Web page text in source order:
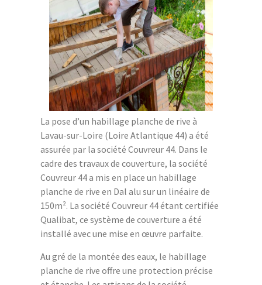
La pose d’un habillage planche de rive à
Lavau-sur-Loire (Loire Atlantique 44) a été
assurée par la société Couvreur 44. Dans le
cadre des travaux de couverture, la société
Couvreur 44 a mis en place un habillage
planche de rive en Dal alu sur un linéaire de
150m². La société Couvreur 44 étant certifiée
Qualibat, ce système de couverture a été
installé avec une mise en œuvre parfaite.
Au gré de la montée des eaux, le habillage
planche de rive offre une protection précise